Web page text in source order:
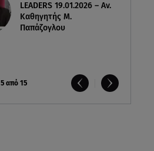
LEADERS 19.01.2026 – Αν.
Καθηγητής Μ.
Παπάζογλου
5 από 15